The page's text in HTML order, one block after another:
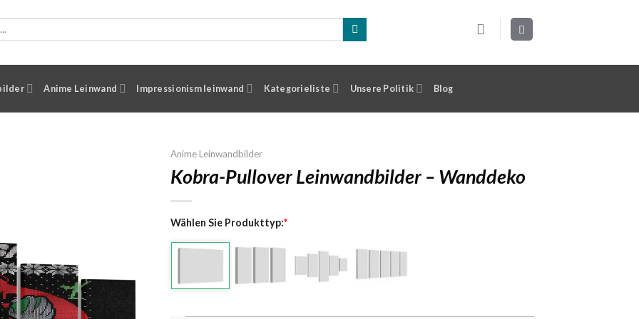
Anime Leinwand Impressionism leinwand Kategorieliste Unsere Politik Blog
Anime Leinwandbilder
Kobra-Pullover Leinwandbilder – Wanddeko
Wählen Sie Produkttyp:*